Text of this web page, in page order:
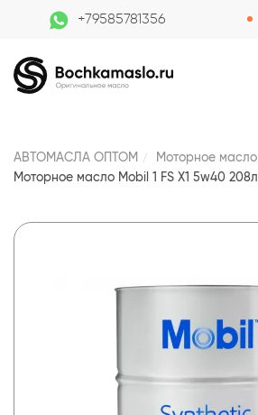
+79585781356
АВТОМАСЛА ОПТОМ
Моторное масло
Моторное масло Mobil 1 FS X1 5w40 208л